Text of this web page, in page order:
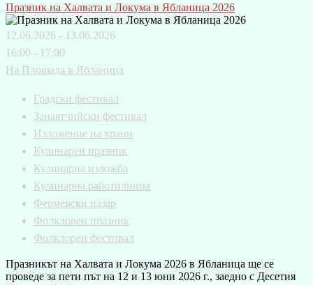
Празник на Халвата и Локума в Ябланица 2026
12.06.2026 - 13.06.2026
16:00 - 17:00
На Площада в Ябланица
Градски фестивал
Занаятчийски фестивал
Изложение на храни
Кулинарен празник
Кулинарна изложба
Кулинарна работилница
Фермерски пазар
Фолклорен празник
Фолклорен фестивал
Празникът на Халвата и Локума 2026 в Ябланица ще се
проведе за пети път на 12 и 13 юни 2026 г., заедно с Десетия